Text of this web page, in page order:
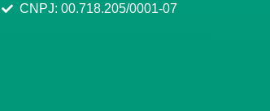
CNPJ: 00.718.205/0001-07